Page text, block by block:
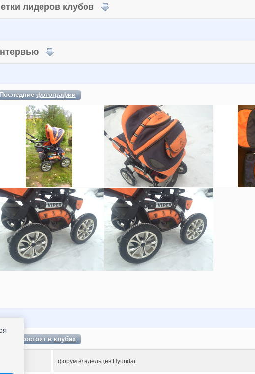
лидеров клубов
Последниефотографии
AK-NN состоит вклубах
форум владельцев Hyundai